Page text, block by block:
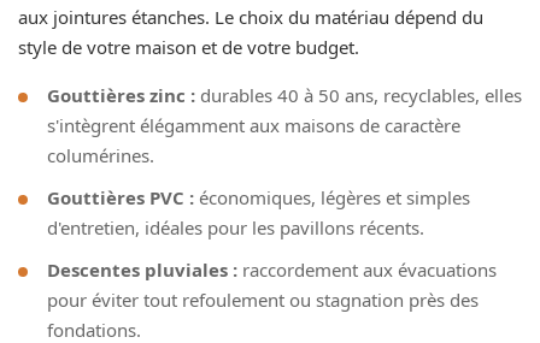
aux jointures étanches. Le choix du matériau dépend du
style de votre maison et de votre budget.
Gouttières zinc : durables 40 à 50 ans, recyclables, elles
s'intègrent élégamment aux maisons de caractère
columérines.
Gouttières PVC : économiques, légères et simples
d'entretien, idéales pour les pavillons récents.
Descentes pluviales : raccordement aux évacuations
pour éviter tout refoulement ou stagnation près des
fondations.